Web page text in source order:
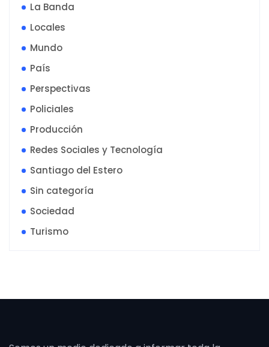
La Banda
Locales
Mundo
País
Perspectivas
Policiales
Producción
Redes Sociales y Tecnología
Santiago del Estero
Sin categoría
Sociedad
Turismo